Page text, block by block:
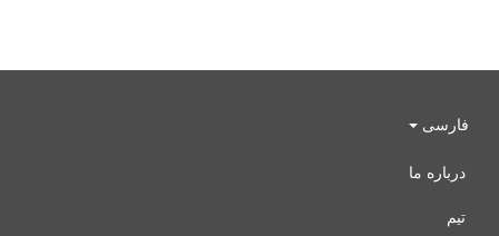
فارسی
درباره ما
تیم